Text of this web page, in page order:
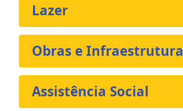
Lazer
Obras e Infraestrutura
Assistência Social